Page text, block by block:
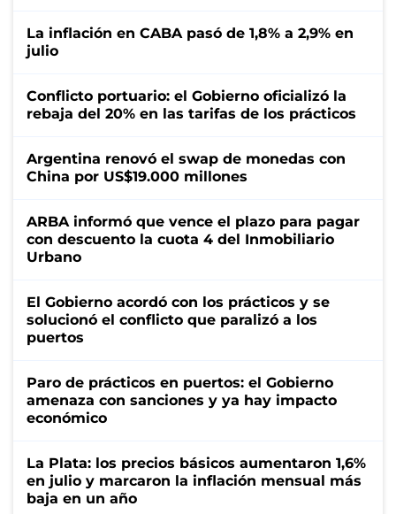
La inflación en CABA pasó de 1,8% a 2,9% en
julio
Conflicto portuario: el Gobierno oficializó la
rebaja del 20% en las tarifas de los prácticos
Argentina renovó el swap de monedas con
China por US$19.000 millones
ARBA informó que vence el plazo para pagar
con descuento la cuota 4 del Inmobiliario
Urbano
El Gobierno acordó con los prácticos y se
solucionó el conflicto que paralizó a los
puertos
Paro de prácticos en puertos: el Gobierno
amenaza con sanciones y ya hay impacto
económico
La Plata: los precios básicos aumentaron 1,6%
en julio y marcaron la inflación mensual más
baja en un año